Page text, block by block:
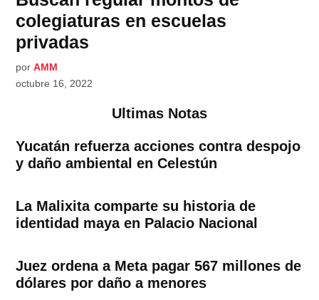
colegiaturas en escuelas
privadas
por AMM
octubre 16, 2022
Ultimas Notas
Yucatán refuerza acciones contra despojo
y daño ambiental en Celestún
La Malixita comparte su historia de
identidad maya en Palacio Nacional
Juez ordena a Meta pagar 567 millones de
dólares por daño a menores